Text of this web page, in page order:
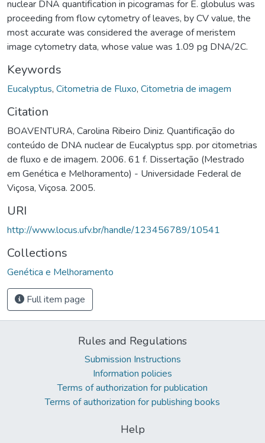
nuclear DNA quantification in picogramas for E. globulus was
proceeding from flow cytometry of leaves, by CV value, the
most accurate was considered the average of meristem
image cytometry data, whose value was 1.09 pg DNA/2C.
Keywords
Eucalyptus, Citometria de Fluxo, Citometria de imagem
Citation
BOAVENTURA, Carolina Ribeiro Diniz. Quantificação do
conteúdo de DNA nuclear de Eucalyptus spp. por citometrias
de fluxo e de imagem. 2006. 61 f. Dissertação (Mestrado
em Genética e Melhoramento) - Universidade Federal de
Viçosa, Viçosa. 2005.
URI
http://www.locus.ufv.br/handle/123456789/10541
Collections
Genética e Melhoramento
Full item page
Rules and Regulations
Submission Instructions
Information policies
Terms of authorization for publication
Terms of authorization for publishing books
Help